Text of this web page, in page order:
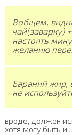
Вобщем,
чай(заварку)
настоять
желанию
Бараний жир,
не
вроде, должен
хотя могу быть и